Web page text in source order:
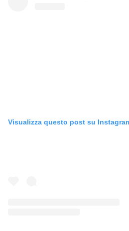
Visualizza questo post su